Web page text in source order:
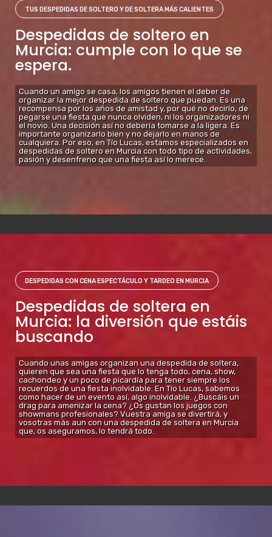
TUS DESPEDIDAS DE SOLTERO Y DE SOLTERA MÁS CALIENTES
Despedidas de soltero en
Murcia: cumple con lo que se
espera.
Cuando un amigo se casa, los amigos tienen el deber de
organizar la mejor despedida de soltero que puedan. Es una
recompensa por los años de amistad y, por qué no decirlo, de
pegarse una fiesta que nunca olviden, ni los organizadores ni
el novio. Una decisión así no debería tomarse a la ligera. Es
importante organizarlo bien y no dejarlo en manos de
cualquiera. Por eso, en Tío Lucas, estamos especializados en
despedidas de soltero en Murcia con todo tipo de actividades,
pasión y desenfreno que una fiesta así lo merece.
DESPEDIDAS CON CENA ESPECTÁCULO Y TARDEO EN MURCIA
Despedidas de soltera en
Murcia: la diversión que estáis
buscando
Cuando unas amigas organizan una despedida de soltera,
quieren que sea una fiesta que lo tenga todo, cena, show,
cachondeo y un poco de picardía para tener siempre los
recuerdos de una fiesta inolvidable. En Tío Lucas, sabemos
como hacer de un evento así, algo inolvidable. ¿Buscáis un
drag para amenizar la cena? ¿Os gustan los juegos con
showmans profesionales? Vuestra amiga se divertirá, y
vosotras más aun con una despedida de soltera en Murcia
que, os aseguramos, lo tendrá todo.